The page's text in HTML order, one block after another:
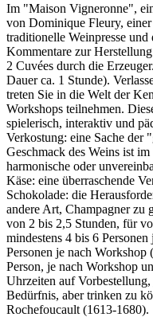
Im "Maison Vigneronne",
von Dominique Fleury,
traditionelle Weinpresse
Kommentare zur
2 Cuvées durch die
Dauer ca. 1 Stunde).
treten Sie in die Welt der
Workshops teilnehmen.
spielerisch, interaktiv und
Verkostung: eine Sache der
Geschmack des Weins ist
harmonische oder
Käse: eine überraschende
Schokolade: die
andere Art, Champagner zu
von 2 bis 2,5 Stunden, für
mindestens 4 bis 6
Personen je nach
Person, je nach Workshop
Uhrzeiten auf
Bedürfnis, aber trinken zu
Rochefoucault (1613-1680).